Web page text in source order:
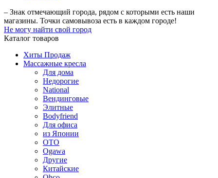
– Знак отмечающий города, рядом с которыми есть наши
магазины. Точки самовывоза есть в каждом городе!
Не могу найти свой город
Каталог товаров
Хиты Продаж
Массажные кресла
Для дома
Недорогие
National
Вендинговые
Элитные
Bodyfriend
Для офиса
из Японии
OTO
Ogawa
Другие
Китайские